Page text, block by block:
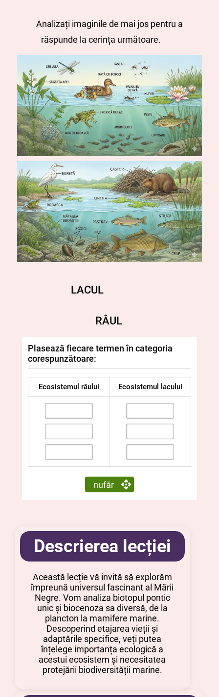
Analizați imaginile de mai jos pentru a
răspunde la cerința următoare.
LACUL
RÂUL
Plasează fiecare termen în categoria
corespunzătoare:
Ecosistemul râului Ecosistemul lacului
nufăr
Descrierea lecției
Această lecție vă invită să explorăm
împreună universul fascinant al Mării
Negre. Vom analiza biotopul pontic
unic și biocenoza sa diversă, de la
plancton la mamifere marine.
Descoperind etajarea vieții și
adaptările specifice, veți putea
înțelege importanța ecologică a
acestui ecosistem și necesitatea
protejării biodiversității marine.